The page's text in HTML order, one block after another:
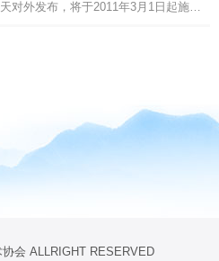
对外发布，将于2011年3月1日起施
会 ALLRIGHT RESERVED